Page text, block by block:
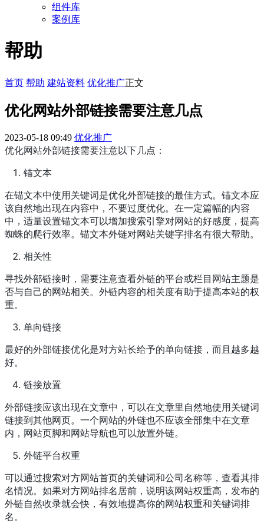
组件库
案例库
帮助
首页 帮助 建站资料 优化推广正文
优化网站外部链接需要注意几点
2023-05-18 09:49 优化推广
优化网站外部链接需要注意以下几点：
锚文本
在锚文本中使用关键词是优化外部链接的最佳方式。锚文本应
该自然地出现在内容中，不要过度优化。在一定篇幅的内容
中，适量设置锚文本可以增加搜索引擎对网站的好感度，提高
蜘蛛的爬行效率。锚文本外链对网站关键字排名有很大帮助。
相关性
寻找外部链接时，需要注意查看外链的平台或栏目网站主题是
否与自己的网站相关。外链内容的相关度有助于提高本站的权
重。
单向链接
最好的外部链接优化是对方站长给予的单向链接，而且越多越
好。
链接放置
外部链接应该出现在文章中，可以在文章里自然地使用关键词
链接到其他网页。一个网站的外链也不应该全部集中在文章
内，网站页脚和网站导航也可以放置外链。
外链平台权重
可以通过搜索对方网站首页的关键词和公司名称等，查看其排
名情况。如果对方网站排名居前，说明该网站权重高，发布的
外链自然收录就会快，有效地提高你的网站权重和关键词排
名。